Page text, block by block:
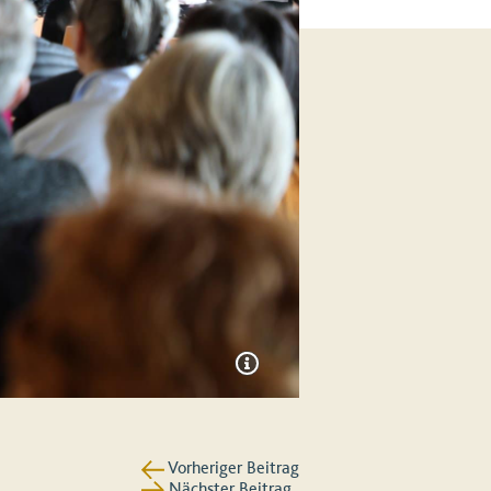
Vorheriger Beitrag